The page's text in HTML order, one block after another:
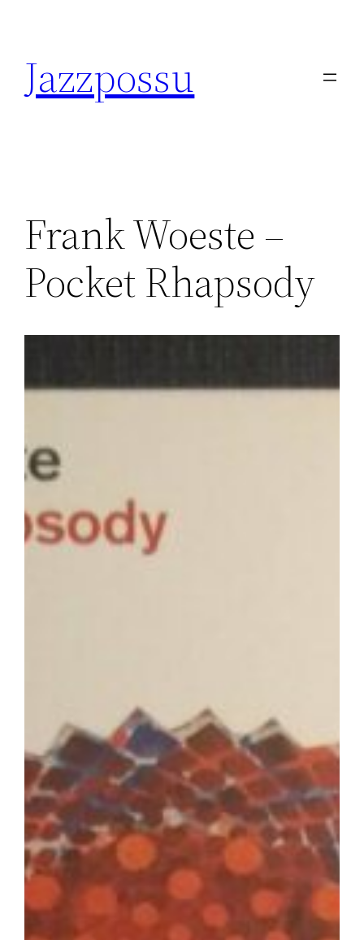
content
Jazzpossu
Frank Woeste –
Pocket Rhapsody